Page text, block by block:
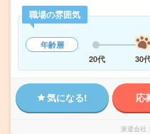
職場の雰囲気
年齢層
20代
30
気になる! 応
派遣会社